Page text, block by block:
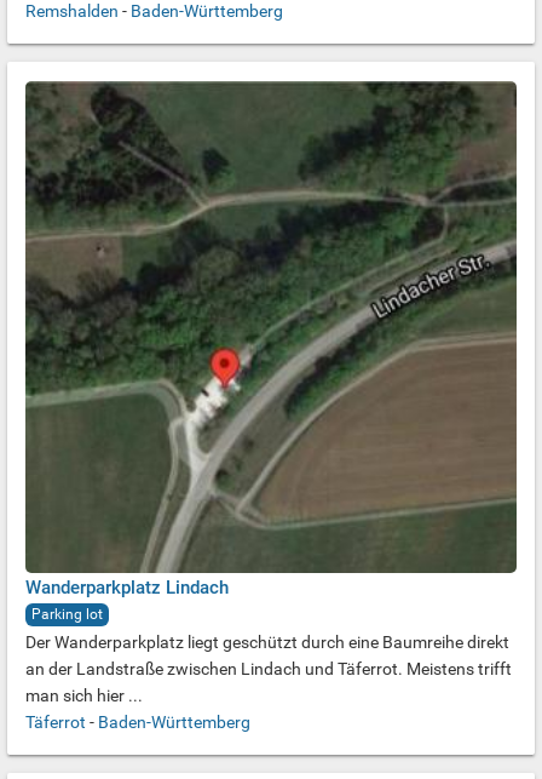
Remshalden - Baden-Württemberg
Wanderparkplatz Lindach
Parking lot
Der Wanderparkplatz liegt geschützt durch eine Baumreihe direkt
an der Landstraße zwischen Lindach und Täferrot. Meistens trifft
man sich hier ...
Täferrot - Baden-Württemberg